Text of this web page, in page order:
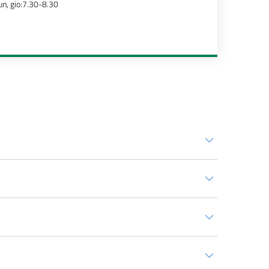
gio:7.30-8.30